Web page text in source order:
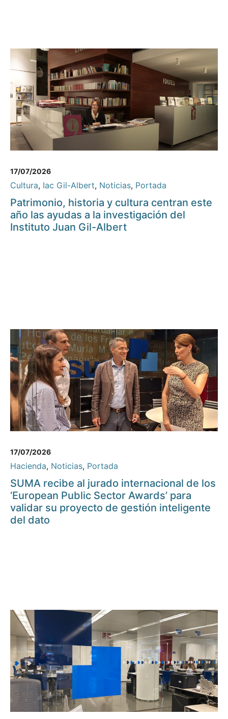
17/07/2026
Cultura, Iac Gil-Albert, Noticias, Portada
Patrimonio, historia y cultura centran este
año las ayudas a la investigación del
Instituto Juan Gil-Albert
17/07/2026
Hacienda, Noticias, Portada
SUMA recibe al jurado internacional de los
‘European Public Sector Awards’ para
validar su proyecto de gestión inteligente
del dato